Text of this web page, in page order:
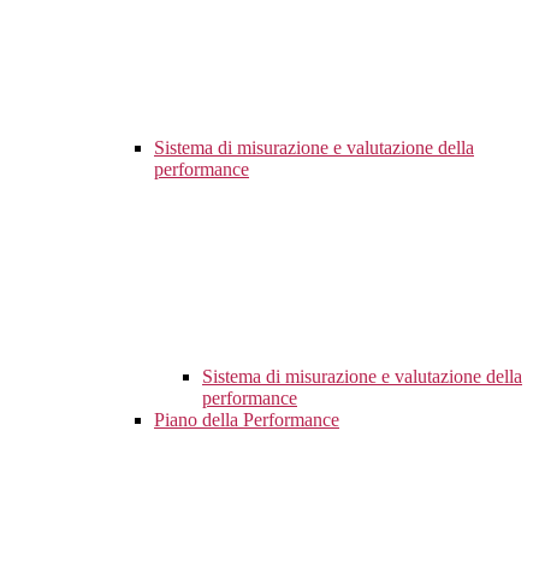
Sistema di misurazione e valutazione della
performance
Sistema di misurazione e valutazione della
performance
Piano della Performance